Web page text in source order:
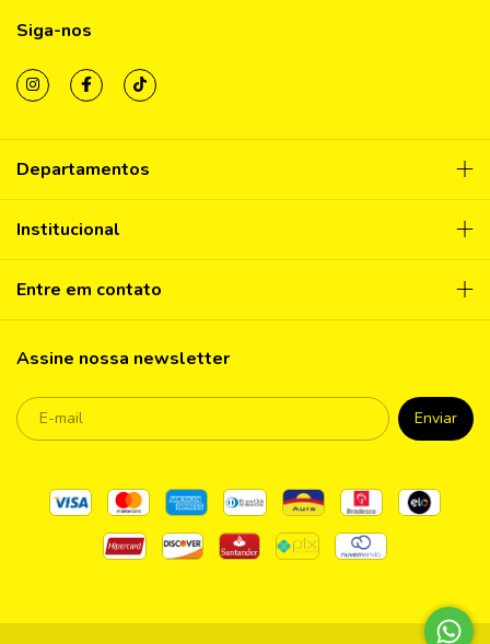
Siga-nos
Departamentos
Institucional
Entre em contato
Assine nossa newsletter